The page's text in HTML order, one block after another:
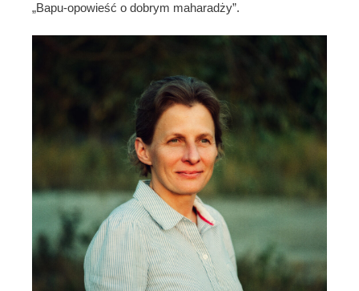
„Bapu-opowieść o dobrym maharadży”.